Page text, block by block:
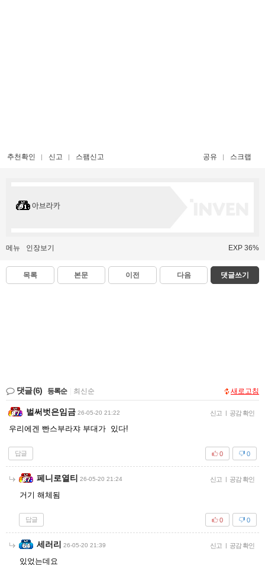
추천확인 신고 스팸신고 공유 스크랩
아브라카
메뉴 인장보기 EXP 36%
목록 본문 이전 다음 댓글쓰기
댓글(6) 등록순 최신순 새로고침
벌써벗은임금 26-05-20 21:22 신고 공감 확인
우리에겐 빤스부라쟈 부대가 있다!
답글 0
0
페니로열티 26-05-20 21:24 신고 공감 확인
거기 해체됨
답글 0
0
세러리 26-05-20 21:39 신고 공감 확인
있었는데요